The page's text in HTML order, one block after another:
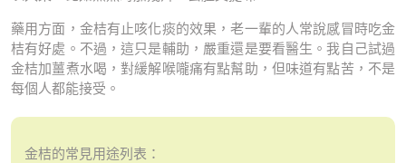
藥用方面，金桔有止咳化痰的效果，老一輩的人常說感冒時吃金
桔有好處。不過，這只是輔助，嚴重還是要看醫生。我自己試過
金桔加薑煮水喝，對緩解喉嚨痛有點幫助，但味道有點苦，不是
每個人都能接受。
金桔的常見用途列表：